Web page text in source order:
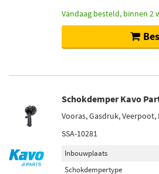
Vandaag besteld, binnen 2
Schokdemper Kavo
Vooras, Gasdruk,
SSA-10281
Inbouwplaats
Schokdempertype